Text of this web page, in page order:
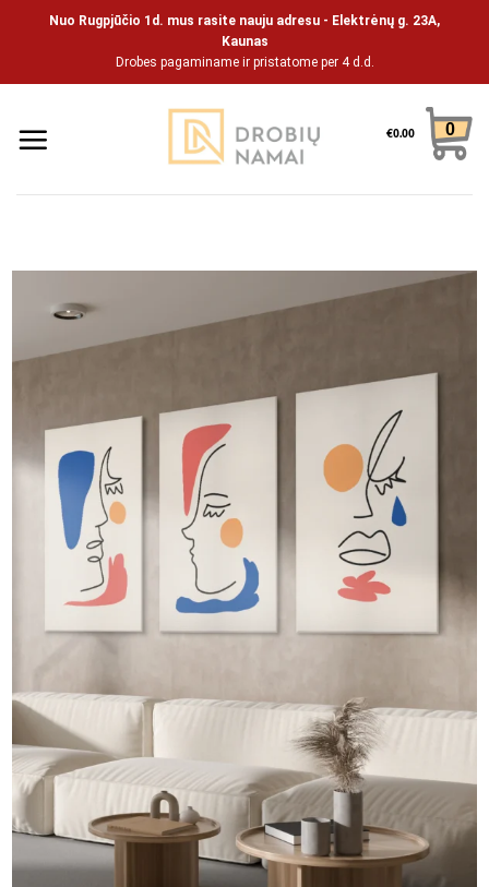
Nuo Rugpjūčio 1d. mus rasite nauju adresu - Elektrėnų g. 23A,
Kaunas
Drobes pagaminame ir pristatome per 4 d.d.
€0.00 0